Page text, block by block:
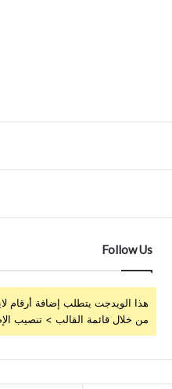
Follow Us
هذا الويدجت يتطلب إضافة أرقام
من خلال قائمة القالب > تنصيب